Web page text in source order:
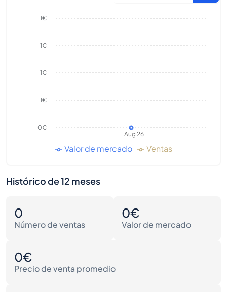
Aug 26
0€
1€
1€
1€
1€
Valor de mercado Ventas
Histórico de 12 meses
0
Número de ventas
0€
Valor de mercado
0€
Precio de venta promedio